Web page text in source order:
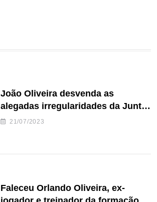
João Oliveira desvenda as
alegadas irregularidades da Junta
de Freguesia S. João de Ver
21/07/2023
Faleceu Orlando Oliveira, ex-